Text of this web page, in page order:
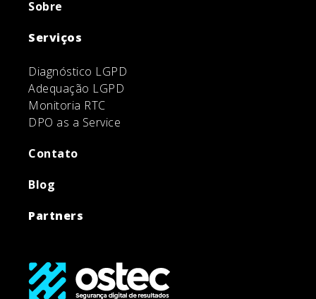
Sobre
Serviços
Diagnóstico LGPD
Adequação LGPD
Monitoria RTC
DPO as a Service
Contato
Blog
Partners